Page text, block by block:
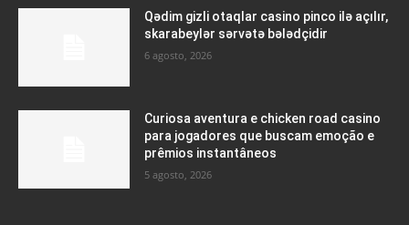
Qədim gizli otaqlar casino pinco ilə açılır,
skarabeylər sərvətə bələdçidir
6 agosto, 2026
Curiosa aventura e chicken road casino
para jogadores que buscam emoção e
prêmios instantâneos
5 agosto, 2026